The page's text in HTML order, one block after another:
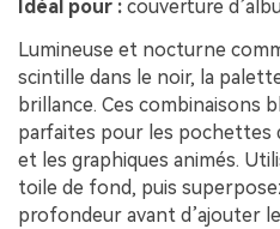
Idéal pour : couverture
Lumineuse et nocturne
scintille dans le noir, la
brillance. Ces combinaisons
parfaites pour les pochettes
et les graphiques animés.
toile de fond, puis
profondeur avant d’ajouter